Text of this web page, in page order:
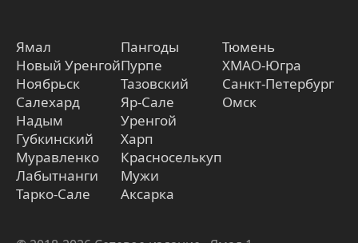
Ямал
Новый Уренгой
Ноябрьск
Салехард
Надым
Губкинский
Муравленко
Лабытнанги
Тарко-Сале
Пангоды
Пурпе
Тазовский
Яр-Сале
Уренгой
Харп
Красноселькуп
Мужи
Аксарка
Тюмень
ХМАО-Югра
Санкт-Петербург
Омск